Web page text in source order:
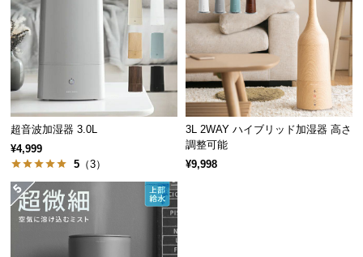
保
証
つ
い
て
会
規
約
超音波加湿器 3.0L
¥4,999
5 （3）
3L 2WAY ハイブリッド加湿器 高さ
調整可能
¥9,998